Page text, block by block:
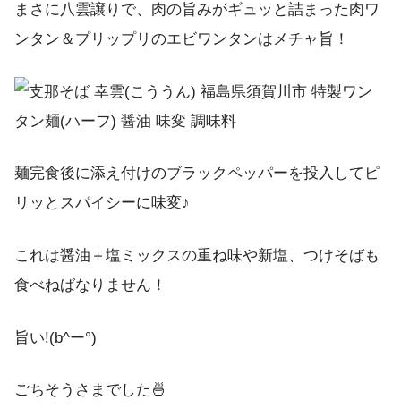
まさに八雲譲りで、肉の旨みがギュッと詰まった肉ワ
ンタン＆プリップリのエビワンタンはメチャ旨！
麺完食後に添え付けのブラックペッパーを投入してピ
リッとスパイシーに味変♪
これは醤油＋塩ミックスの重ね味や新塩、つけそばも
食べねばなりません！
旨い!(b^ー°)
ごちそうさまでした🍜